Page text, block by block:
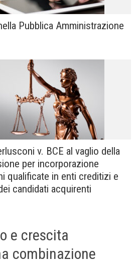
Pubblica Amministrazione
v. BCE al vaglio della
per incorporazione
qualificate in enti creditizi e
candidati acquirenti
e crescita
combinazione